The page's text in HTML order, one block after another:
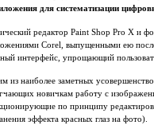
для систематизации
редактор Paint Shop Pro X и
Corel, выпущенными ею
интерфейс, упрощающий
из наиболее заметных
новичкам работу с
по принципу
эффекта красных глаз на фото).